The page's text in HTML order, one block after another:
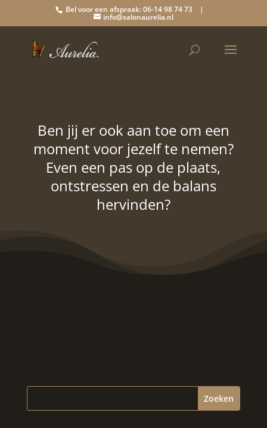
Bel voor een afspraak: 06-14 98 74 73 |
info@salonaurelia.nl
Ben jij er ook aan toe om een
moment voor jezelf te nemen?
Even een pas op de plaats,
ontstressen en de balans
hervinden?